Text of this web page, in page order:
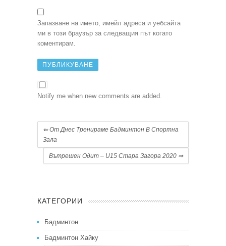
Запазване на името, имейл адреса и уебсайта
ми в този браузър за следващия път когато
коментирам.
Notify me when new comments are added.
⇐От Днес Тренираме Бадминтон В Спортна
Зала
Вътрешен Одит – U15 Стара Загора 2020 ⇒
КАТЕГОРИИ
Бадминтон
Бадминтон Хайку